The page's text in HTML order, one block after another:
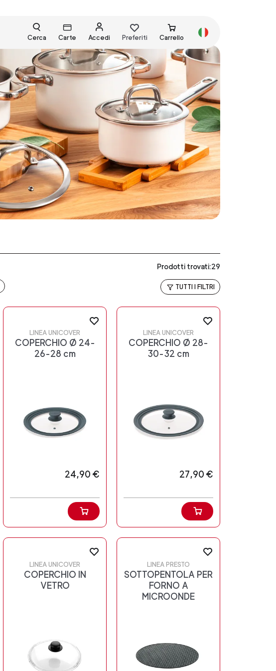
Cerca Carte Accedi Preferiti Carrello
Prodotti trovati:29
TUTTI I FILTRI
LINEA UNICOVER
COPERCHIO Ø 24-
26-28 cm
24,90 €
LINEA UNICOVER
COPERCHIO Ø 28-
30-32 cm
27,90 €
LINEA UNICOVER
COPERCHIO IN
VETRO
LINEA PRESTO
SOTTOPENTOLA PER
FORNO A
MICROONDE